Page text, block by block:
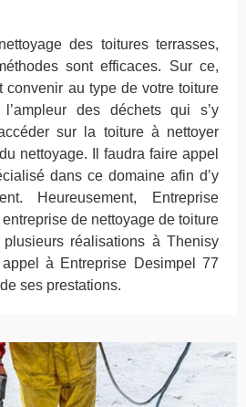
des toitures terrasses,
sont efficaces. Sur ce,
convenir au type de votre toiture
des déchets qui s’y
sur la toiture à nettoyer
nettoyage. Il faudra faire appel
dans ce domaine afin d’y
Heureusement, Entreprise
de nettoyage de toiture
réalisations à Thenisy
à Entreprise Desimpel 77
ses prestations.